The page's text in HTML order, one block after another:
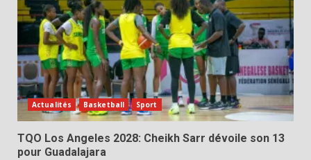
Actualités Basketball Sport
TQO Los Angeles 2028: Cheikh Sarr dévoile son 13
pour Guadalajara